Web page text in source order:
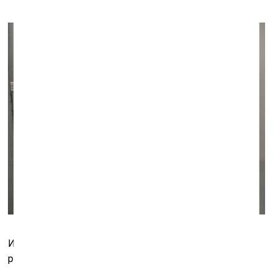
Инсталляция Анны Франц «Газировка» из
раннего, «петербургского» периода работы галереи